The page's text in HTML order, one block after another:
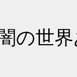
の世